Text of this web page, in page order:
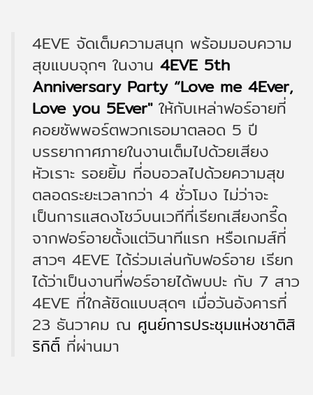
4EVE จัดเต็มความสนุก พร้อมมอบความ
สุขแบบจุกๆ ในงาน 4EVE 5th
Anniversary Party “Love me 4Ever,
Love you 5Ever" ให้กับเหล่าฟอร์อายที่
คอยซัพพอร์ตพวกเธอมาตลอด 5 ปี
บรรยากาศภายในงานเต็มไปด้วยเสียง
หัวเราะ รอยยิ้ม ที่อบอวลไปด้วยความสุข
ตลอดระยะเวลากว่า 4 ชั่วโมง ไม่ว่าจะ
เป็นการแสดงโชว์บนเวทีที่เรียกเสียงกรี๊ด
จากฟอร์อายตั้งแต่วินาทีแรก หรือเกมส์ที่
สาวๆ 4EVE ได้ร่วมเล่นกับฟอร์อาย เรียก
ได้ว่าเป็นงานที่ฟอร์อายได้พบปะ กับ 7 สาว
4EVE ที่ใกล้ชิดแบบสุดๆ เมื่อวันอังคารที่
23 ธันวาคม ณ ศูนย์การประชุมแห่งชาติสิ
ริกิติ์ ที่ผ่านมา